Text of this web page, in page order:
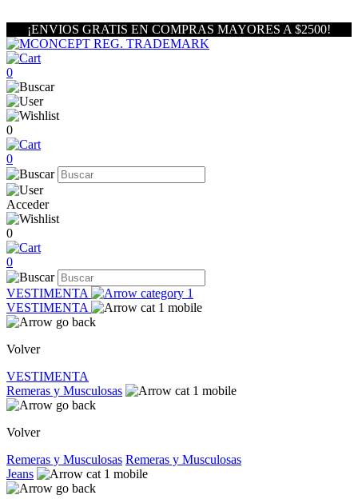
¡ENVIOS GRATIS EN COMPRAS MAYORES A $2500!
0
0
0
Acceder
0
0
VESTIMENTA
VESTIMENTA
Volver
VESTIMENTA
Remeras y Musculosas
Volver
Remeras y Musculosas Remeras y Musculosas
Jeans